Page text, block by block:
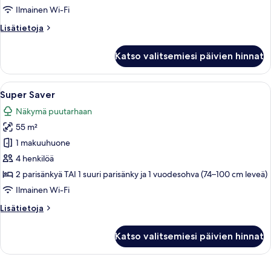
Ilmainen Wi-Fi
Lisätietoja
Lisätietoja
Deluxe
Katso valitsemiesi päivien hinnat
Avaa
kaikki
huonetyypin
Super
Saver
kuvat
Hotellihuone, jossa on suuri sänky,
3
Super Saver
Näkymä puutarhaan
55 m²
1 makuuhuone
4 henkilöä
2 parisänkyä TAI 1 suuri parisänky ja 1 vuodesohva (74–100 cm leveä)
Ilmainen Wi-Fi
Lisätietoja
Lisätietoja
Katso valitsemiesi päivien hinnat